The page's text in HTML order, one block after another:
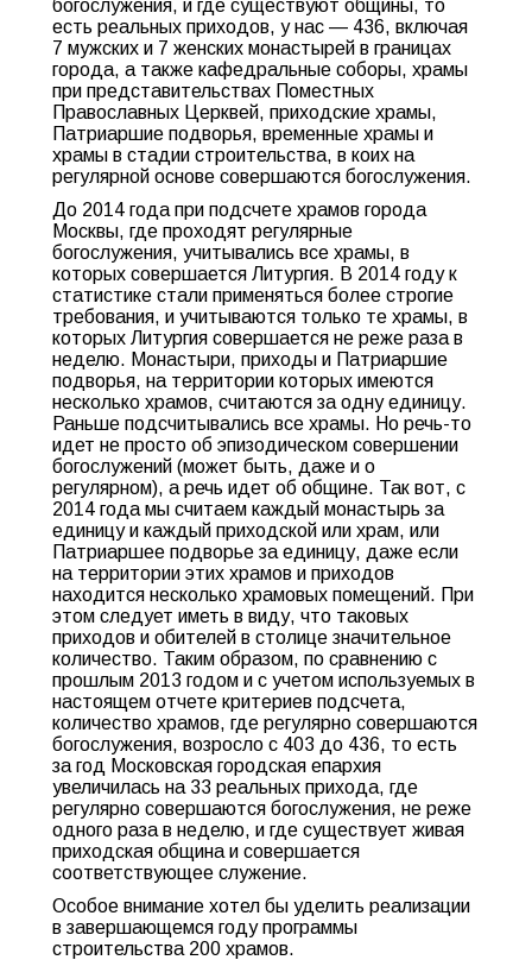
богослужения, и где существуют общины, то
есть реальных приходов, у нас — 436, включая
7 мужских и 7 женских монастырей в границах
города, а также кафедральные соборы, храмы
при представительствах Поместных
Православных Церквей, приходские храмы,
Патриаршие подворья, временные храмы и
храмы в стадии строительства, в коих на
регулярной основе совершаются богослужения.
До 2014 года при подсчете храмов города
Москвы, где проходят регулярные
богослужения, учитывались все храмы, в
которых совершается Литургия. В 2014 году к
статистике стали применяться более строгие
требования, и учитываются только те храмы, в
которых Литургия совершается не реже раза в
неделю. Монастыри, приходы и Патриаршие
подворья, на территории которых имеются
несколько храмов, считаются за одну единицу.
Раньше подсчитывались все храмы. Но речь-то
идет не просто об эпизодическом совершении
богослужений (может быть, даже и о
регулярном), а речь идет об общине. Так вот, с
2014 года мы считаем каждый монастырь за
единицу и каждый приходской или храм, или
Патриаршее подворье за единицу, даже если
на территории этих храмов и приходов
находится несколько храмовых помещений. При
этом следует иметь в виду, что таковых
приходов и обителей в столице значительное
количество. Таким образом, по сравнению с
прошлым 2013 годом и с учетом используемых в
настоящем отчете критериев подсчета,
количество храмов, где регулярно совершаются
богослужения, возросло с 403 до 436, то есть
за год Московская городская епархия
увеличилась на 33 реальных прихода, где
регулярно совершаются богослужения, не реже
одного раза в неделю, и где существует живая
приходская община и совершается
соответствующее служение.
Особое внимание хотел бы уделить реализации
в завершающемся году программы
строительства 200 храмов.